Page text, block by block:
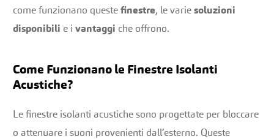
come funzionano questefinestre, le variesoluzioni
disponibili e ivantaggi che offrono.
Come Funzionano le Finestre Isolanti
Acustiche?
Le finestre isolanti acustiche sono progettate per bloccare
o attenuare i suoni provenienti dall’esterno. Queste